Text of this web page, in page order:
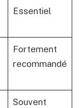
Essentiel
Fortement
recommandé
Souvent